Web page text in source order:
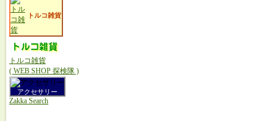
トルコ雑貨
トルコ雑貨
( WEB SHOP 探検隊 )
アクセサリー
Zakka Search